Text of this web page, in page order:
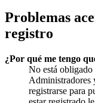
Problemas
registro
¿Por qué me tengo
No está
Administradores
registrarse para